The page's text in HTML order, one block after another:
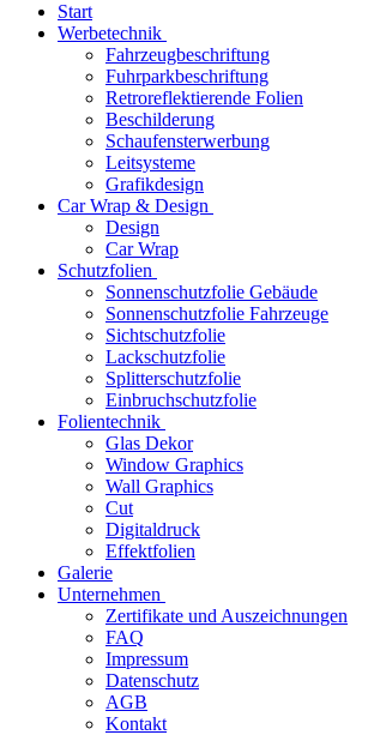
Start
Werbetechnik
Fahrzeugbeschriftung
Fuhrparkbeschriftung
Retroreflektierende Folien
Beschilderung
Schaufensterwerbung
Leitsysteme
Grafikdesign
Car Wrap & Design
Design
Car Wrap
Schutzfolien
Sonnenschutzfolie Gebäude
Sonnenschutzfolie Fahrzeuge
Sichtschutzfolie
Lackschutzfolie
Splitterschutzfolie
Einbruchschutzfolie
Folientechnik
Glas Dekor
Window Graphics
Wall Graphics
Cut
Digitaldruck
Effektfolien
Galerie
Unternehmen
Zertifikate und Auszeichnungen
FAQ
Impressum
Datenschutz
AGB
Kontakt